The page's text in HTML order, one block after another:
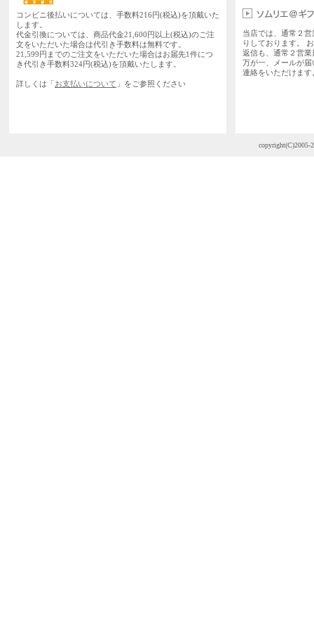
コンビニ後払いについては、手数料216円(税込)を頂戴いた
します。
代金引換については、商品代金21,600円以上(税込)のご注
文をいただいた場合は代引き手数料は無料です。
21,599円までのご注文をいただいた場合はお届先1件につ
き代引き手数料324円(税込)を頂戴いたします。
詳しくは「お支払いについて 」をご参照ください
当店では、通常２
りしております。
返信も、通常２営
万が一、メールが
連絡をいただけま
copyright(C)2005-